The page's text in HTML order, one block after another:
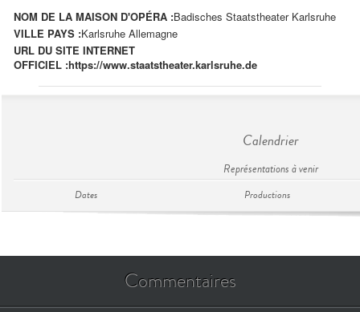
NOM DE LA MAISON D'OPÉRA :Badisches Staatstheater Karlsruhe
VILLE PAYS :Karlsruhe Allemagne
URL DU SITE INTERNET
OFFICIEL :https://www.staatstheater.karlsruhe.de
Calendrier
Représentations à venir
Dates Productions
Commentaires